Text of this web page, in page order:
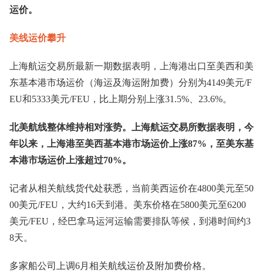
运价。
美线运价攀升
上海航运交易所最新一期数据表明，上海港出口至美西和美
东基本港市场运价（海运及海运附加费）分别为4149美元/F
EU和5333美元/FEU，比上期分别上涨31.5%、23.6%。
北美航线整体维持相对涨势。上海航运交易所数据表明，今
年以来，上海港至美西基本港市场运价上涨87%，至美东基
本港市场运价上涨超过70%。
记者从相关航线货代处获悉，当前美西运价在4800美元至50
00美元/FEU，大约16天到港。美东价格在5800美元至6200
美元/FEU，经巴拿马运河运输需要排队等候，到港时间约3
8天。
多家船公司上调6月相关航线运价及附加费价格。